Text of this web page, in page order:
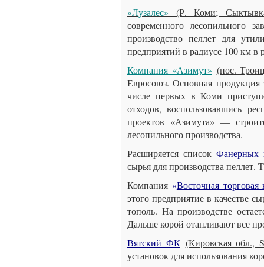
«Лузалес» (Р. Коми;
современного лесопильного
производство пеллет для
предприятий в радиусе 100 км в
Компания «Азимут» (пос.
Евросоюз. Основная
числе первых в Коми
отходов, воспользовавшись
проектов «Азимута» —
лесопильного производства.
Расширяется список Фанерных
сырья для производства пеллет.
Компания «Восточная торговая
этого предприятие в качестве
тополь. На производстве
Дальше корой отапливают все
Вятский ФК (Кировская обл.,
установок для использования